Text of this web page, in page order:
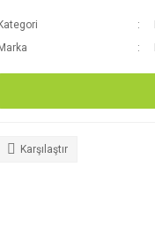
Kategori
Marka
Karşılaştır